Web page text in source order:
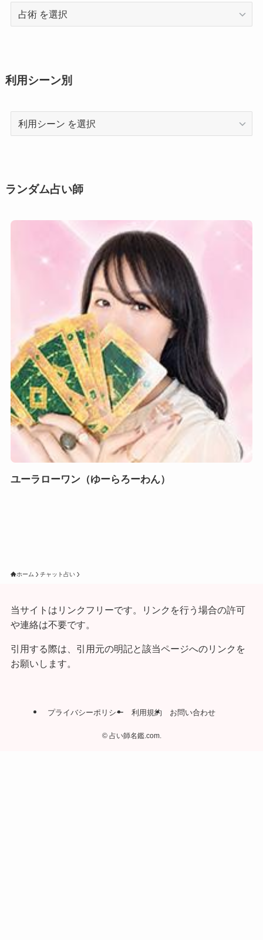
術
利用シーン別
利
用
ン
ランダム占い師
ユーラローワン（ゆーらろーわん）
ホーム チャット占い
当サイトはリンクフリーです。リンクを行う場合の許可
や連絡は不要です。
引用する際は、引用元の明記と該当ページへのリンクを
お願いします。
プライバシーポリシー 利用規約 お問い合わせ
©占い師名鑑.com.